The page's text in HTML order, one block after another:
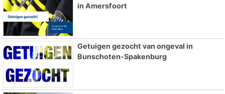
in Amersfoort
Getuigen gezocht van ongeval in
Bunschoten-Spakenburg